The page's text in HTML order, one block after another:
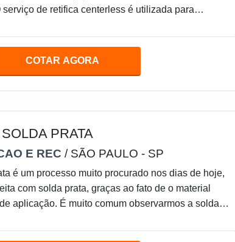
de retifica centerless é utilizada para
que são usinados em retificadoras centerless
régua de retífica centerless preço acessívelOs
COTAR AGORA
PRATA
E REC / SÃO PAULO - SP
é um processo muito procurado nos dias de hoje,
com solda prata, graças ao fato de o material
aplicação. É muito comum observarmos a solda
de metais de ligas que contenham ferro ou